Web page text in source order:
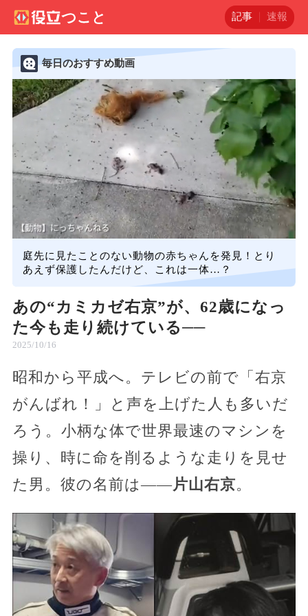
記事 速報
毎日のおすすめ動画
庭先に見たことのない動物の赤ちゃんを発見！とり
あえず保護したんだけど、これは一体…？
あの“カミカゼ右京”が、62歳になっ
た今も走り続けている──
2025/10/16
昭和から平成へ。テレビの前で「右京
がんばれ！」と声を上げた人も多いだ
ろう。小柄な体で世界最速のマシンを
操り、時に命を削るような走りを見せ
た男。彼の名前は——片山右京。